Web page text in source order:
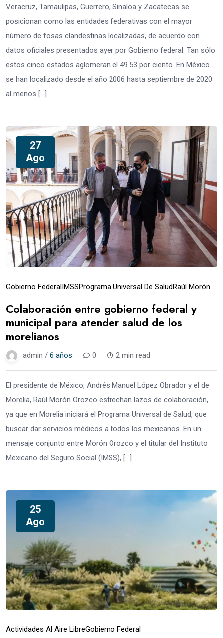
Veracruz, Tamaulipas, Guerrero, Sinaloa y Zacatecas se
posicionan como las entidades federativas con el mayor
número de fosas clandestinas localizadas, de acuerdo con
datos oficiales presentados ayer por Gobierno federal. Tan sólo
estos cinco estados aglomeran el 49.53 por ciento. En México
se han localizado desde el año 2006 hasta septiembre de 2020
al menos […]
27
Ago
Gobierno FederalIMSSPrograma Universal De SaludRaúl Morón
Colaboración entre gobierno federal y
municipal para atender salud de los
morelianos
admin / 6 años 0 2 min read
El presidente de México, Andrés Manuel López Obrador y el de
Morelia, Raúl Morón Orozco estrechan lazos de colaboración,
ya que en Morelia iniciará el Programa Universal de Salud, que
buscar dar servicios médicos a todos los mexicanos. En un
mensaje conjunto entre Morón Orozco y el titular del Instituto
Mexicano del Seguro Social (IMSS), […]
25
Ago
Actividades Al Aire LibreGobierno Federal